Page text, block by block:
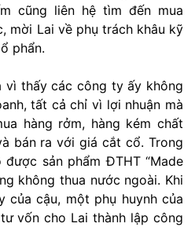
cũng liên hệ tìm đến mua
mời Lai về phụ trách khâu kỹ
phẩn.
vì thấy các công ty ấy không
tất cả chỉ vì lợi nhuận mà
hàng rởm, hàng kém chất
bán ra với giá cắt cổ. Trong
sản phẩm ĐTHT “Made
không thua nước ngoài. Khi
của cậu, một phụ huynh của
vốn cho Lai thành lập công